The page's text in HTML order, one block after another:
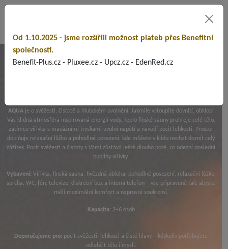
AQUA
AQUA je o svěžesti, čistotě a hlubokém uvolnění. Jakmile vstoupíte dovnitř, obklopí
Vás klidná atmosféra inspirovaná energií vody. Teplo finské sauny prohřeje celé tělo,
zatímco vířivka s masážními tryskami uvolní napětí a navodí pocit lehkosti. Prostor
doplňuje relaxační lůžko a pohodlné posezení, kde můžete v klidu nechat doznít celý
zážitek. Pocit svěžesti a čistoty s Vámi zůstává ještě dlouho poté, co odezní poslední
bubliny vířivky.
Vybavení: Vířivka, finská sauna, hvězdná obloha, pohodlné posezení, relaxační lůžko,
sprcha, WC, fén, televize, diskrétní box a interní telefon – vše připravené tak, abyste
měli maximální komfort a naprosté soukromí.
Kapacita: 2–6 osob
Doporučujeme pro: pocit svěžesti, lehkosti a čisté hlavy – kdykoliv potřebujete
odlehčit tělu i mysli.
Od 1.10.2025 - jsme rozšířili možnost plateb přes Benefitní
společnosti.
Benefit-Plus.cz - Pluxee.cz - Upcz.cz - EdenRed.cz